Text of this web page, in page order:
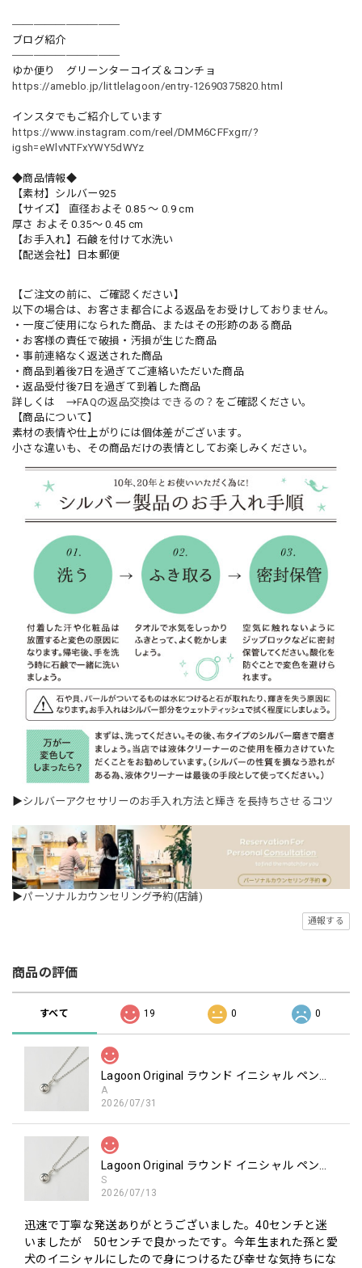
──────────
ブログ紹介
──────────
ゆか便り グリーンターコイズ＆コンチョ
https://ameblo.jp/littlelagoon/entry-12690375820.html
インスタでもご紹介しています
https://www.instagram.com/reel/DMM6CFFxgrr/?
igsh=eWlvNTFxYWY5dWYz
◆商品情報◆
【素材】シルバー925
【サイズ】 直径およそ 0.85 〜 0.9 cm
厚さ およそ 0.35〜 0.45 cm
【お手入れ】石鹸を付けて水洗い
【配送会社】日本郵便
【ご注文の前に、ご確認ください】
以下の場合は、お客さま都合による返品をお受けしておりません。
・一度ご使用になられた商品、またはその形跡のある商品
・お客様の責任で破損・汚損が生じた商品
・事前連絡なく返送された商品
・商品到着後7日を過ぎてご連絡いただいた商品
・返品受付後7日を過ぎて到着した商品
詳しくは →FAQの返品交換はできるの？ をご確認ください。
【商品について】
素材の表情や仕上がりには個体差がございます。
小さな違いも、その商品だけの表情としてお楽しみください。
▶シルバーアクセサリーのお手入れ方法と輝きを長持ちさせるコツ
▶パーソナルカウンセリング予約(店舗)
通報する
商品の評価
すべて 19 0 0
A
2026/07/31
S
2026/07/13
迅速で丁寧な発送ありがとうございました。40センチと迷
いましたが 50センチで良かったです。今年生まれた孫と愛
犬のイニシャルにしたので身につけるたび幸せな気持ちにな